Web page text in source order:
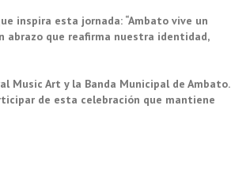
inspira esta jornada: “Ambato vive un
abrazo que reafirma nuestra identidad,
Music Art y la Banda Municipal de Ambato.
de esta celebración que mantiene